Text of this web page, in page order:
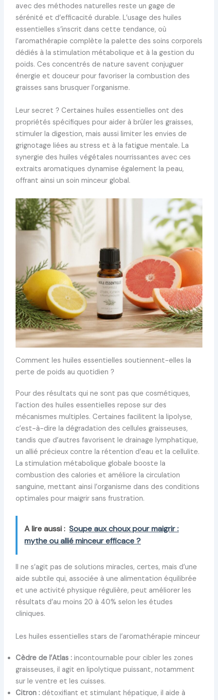
avec des méthodes naturelles reste un gage de
sérénité et d’efficacité durable. L’usage des huiles
essentielles s’inscrit dans cette tendance, où
l’aromathérapie complète la palette des soins corporels
dédiés à la stimulation métabolique et à la gestion du
poids. Ces concentrés de nature savent conjuguer
énergie et douceur pour favoriser la combustion des
graisses sans brusquer l’organisme.
Leur secret ? Certaines huiles essentielles ont des
propriétés spécifiques pour aider à brûler les graisses,
stimuler la digestion, mais aussi limiter les envies de
grignotage liées au stress et à la fatigue mentale. La
synergie des huiles végétales nourrissantes avec ces
extraits aromatiques dynamise également la peau,
offrant ainsi un soin minceur global.
Comment les huiles essentielles soutiennent-elles la
perte de poids au quotidien ?
Pour des résultats qui ne sont pas que cosmétiques,
l’action des huiles essentielles repose sur des
mécanismes multiples. Certaines facilitent la lipolyse,
c’est-à-dire la dégradation des cellules graisseuses,
tandis que d’autres favorisent le drainage lymphatique,
un allié précieux contre la rétention d’eau et la cellulite.
La stimulation métabolique globale booste la
combustion des calories et améliore la circulation
sanguine, mettant ainsi l’organisme dans des conditions
optimales pour maigrir sans frustration.
A lire aussi : Soupe aux choux pour maigrir :
mythe ou allié minceur efficace ?
Il ne s’agit pas de solutions miracles, certes, mais d’une
aide subtile qui, associée à une alimentation équilibrée
et une activité physique régulière, peut améliorer les
résultats d’au moins 20 à 40% selon les études
cliniques.
Les huiles essentielles stars de l’aromathérapie minceur
Cèdre de l’Atlas :incontournable pour cibler les zones
graisseuses, il agit en lipolytique puissant, notamment
sur le ventre et les cuisses.
Citron :détoxifiant et stimulant hépatique, il aide à